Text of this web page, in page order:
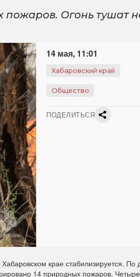
пожаров. Огонь тушат
14 мая, 11:01
Хабаровский край
Общество
ПОДЕЛИТЬСЯ
крае стабилизируется. По
14 природных пожаров.